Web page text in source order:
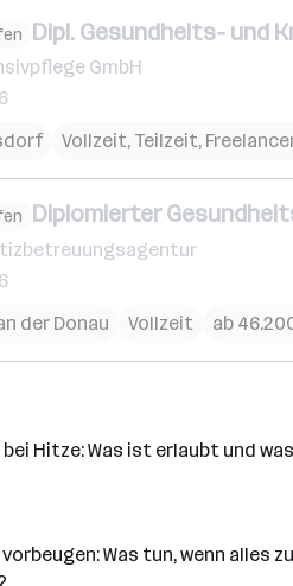
Dipl. Gesundheits- und
GmbH
Vollzeit, Teilzeit,
Diplomierter
der Donau
Vollzeit ab
Hitze: Was ist erlaubt und was
Was tun, wenn alles zu